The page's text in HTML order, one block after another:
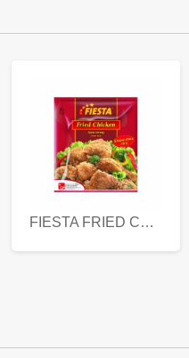
FIESTA FRIED CHICKEN 500 GR